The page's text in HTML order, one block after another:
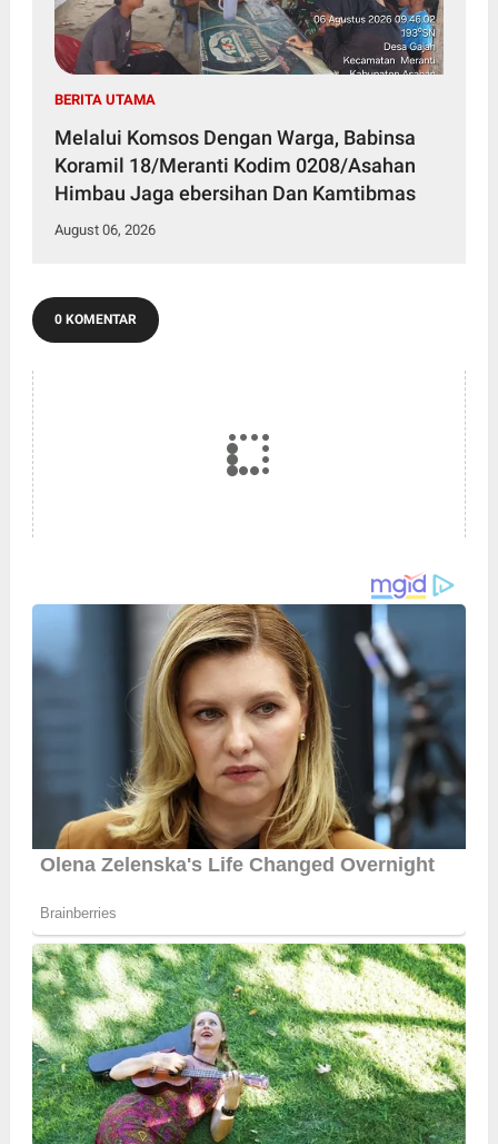
BERITA UTAMA
Melalui Komsos Dengan Warga, Babinsa
Koramil 18/Meranti Kodim 0208/Asahan
Himbau Jaga ebersihan Dan Kamtibmas
August 06, 2026
0 KOMENTAR